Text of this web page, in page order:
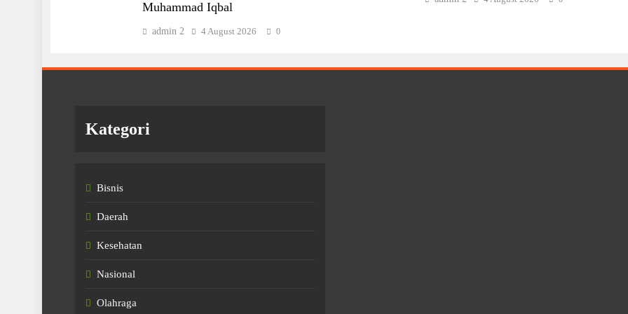
Muhammad Iqbal
admin 2 4 August 2026 0
Kategori
Bisnis
Daerah
Kesehatan
Nasional
Olahraga